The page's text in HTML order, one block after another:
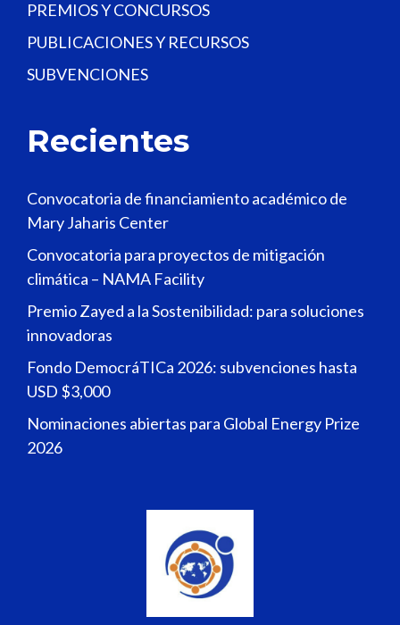
PREMIOS Y CONCURSOS
PUBLICACIONES Y RECURSOS
SUBVENCIONES
Recientes
Convocatoria de financiamiento académico de
Mary Jaharis Center
Convocatoria para proyectos de mitigación
climática – NAMA Facility
Premio Zayed a la Sostenibilidad: para soluciones
innovadoras
Fondo DemocráTICa 2026: subvenciones hasta
USD $3,000
Nominaciones abiertas para Global Energy Prize
2026